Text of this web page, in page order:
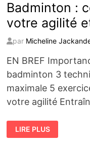
Badminton :
votre agilité
par Micheline
EN BREF
badminton 3
maximale 5
votre agilité
BADMINTON
:
COMMENT
LIRE PLUS